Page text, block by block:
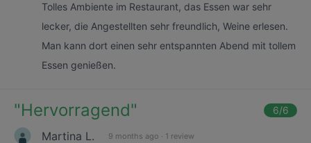
Tolles Ambiente im Restaurant, das Essen war sehr
lecker, die Angestellten sehr freundlich, Weine erlesen.
Man kann dort einen sehr entspannten Abend mit tollem
Essen genießen.
"Hervorragend" 6/6
Martina L. 9 months ago · 1 review